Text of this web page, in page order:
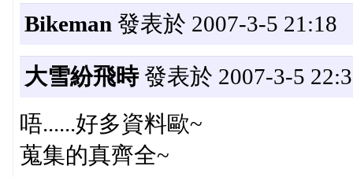
Bikeman 發表於 2007-3-5 21:18
大雪紛飛時發表於 2007-3-5
唔......好多資料歐~
蒐集的真齊全~